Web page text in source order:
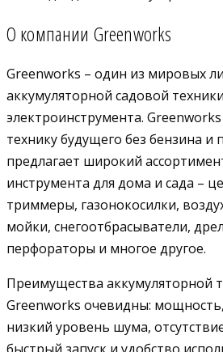
О компании Greenworks
Greenworks – один из мировых
аккумуляторной садовой
электроинструмента.
технику будущего без бензина и
предлагает широкий
инструмента для дома и сада –
триммеры, газонокосилки,
мойки, снегоотбрасыватели,
перфораторы и многое другое.
Преимущества аккумуляторной
Greenworks очевидны:
низкий уровень шума,